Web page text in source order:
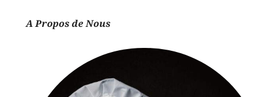
A Propos de Nous